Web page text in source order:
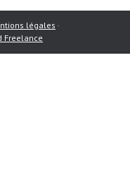
légales -
Freelance